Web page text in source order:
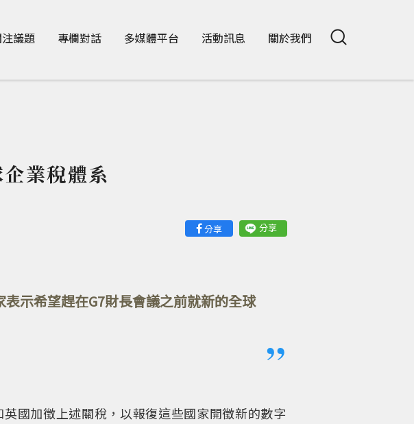
議題 專欄對話 多媒體平台 活動訊息 關於我們
業稅體系
分享 分享
示希望趕在G7財長會議之前就新的全球
國加徵上述關稅，以報復這些國家開徵新的數字